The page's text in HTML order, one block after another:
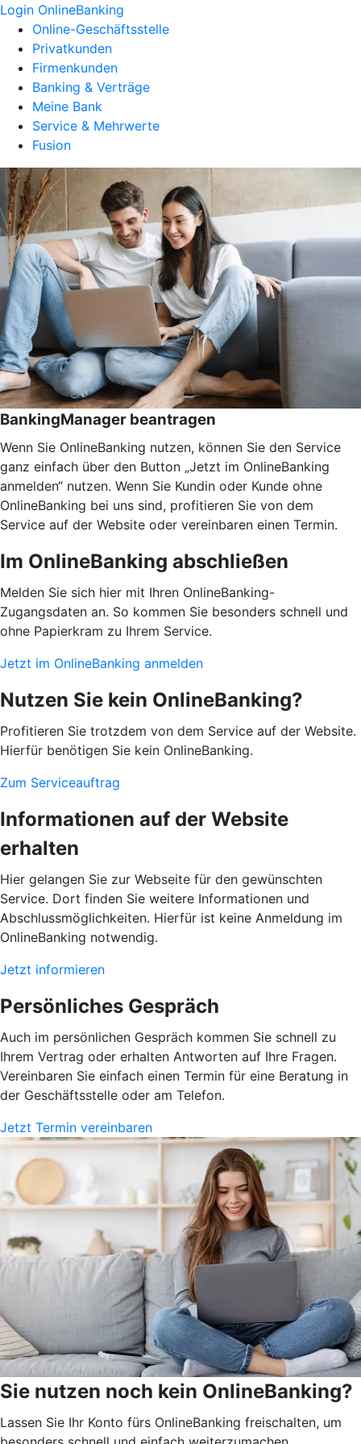
Login OnlineBanking
Online-Geschäftsstelle
Privatkunden
Firmenkunden
Banking & Verträge
Meine Bank
Service & Mehrwerte
Fusion
BankingManager beantragen
Wenn Sie OnlineBanking nutzen, können Sie den Service
ganz einfach über den Button „Jetzt im OnlineBanking
anmelden“ nutzen. Wenn Sie Kundin oder Kunde ohne
OnlineBanking bei uns sind, profitieren Sie von dem
Service auf der Website oder vereinbaren einen Termin.
Im OnlineBanking abschließen
Melden Sie sich hier mit Ihren OnlineBanking-
Zugangsdaten an. So kommen Sie besonders schnell und
ohne Papierkram zu Ihrem Service.
Jetzt im OnlineBanking anmelden
Nutzen Sie kein OnlineBanking?
Profitieren Sie trotzdem von dem Service auf der Website.
Hierfür benötigen Sie kein OnlineBanking.
Zum Serviceauftrag
Informationen auf der Website
erhalten
Hier gelangen Sie zur Webseite für den gewünschten
Service. Dort finden Sie weitere Informationen und
Abschlussmöglichkeiten. Hierfür ist keine Anmeldung im
OnlineBanking notwendig.
Jetzt informieren
Persönliches Gespräch
Auch im persönlichen Gespräch kommen Sie schnell zu
Ihrem Vertrag oder erhalten Antworten auf Ihre Fragen.
Vereinbaren Sie einfach einen Termin für eine Beratung in
der Geschäftsstelle oder am Telefon.
Jetzt Termin vereinbaren
Sie nutzen noch kein OnlineBanking?
Lassen Sie Ihr Konto fürs OnlineBanking freischalten, um